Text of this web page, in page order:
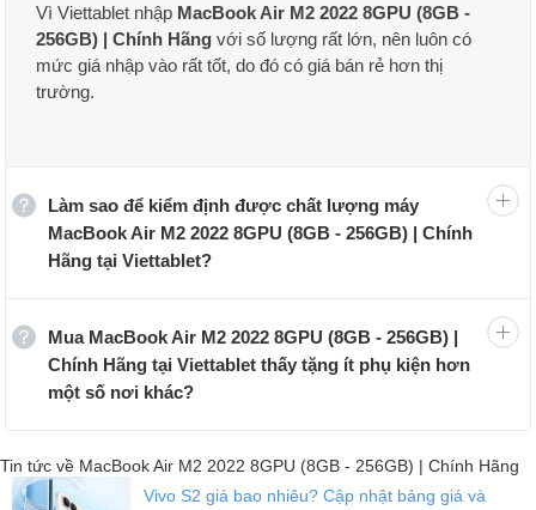
Vì Viettablet nhập MacBook Air M2 2022 8GPU (8GB -
256GB) | Chính Hãng với số lượng rất lớn, nên luôn có
mức giá nhập vào rất tốt, do đó có giá bán rẻ hơn thị
trường.
Làm sao để kiểm định được chất lượng máy
MacBook Air M2 2022 8GPU (8GB - 256GB) | Chính
Hãng tại Viettablet?
Mua MacBook Air M2 2022 8GPU (8GB - 256GB) |
Chính Hãng tại Viettablet thấy tặng ít phụ kiện hơn
một số nơi khác?
Tin tức về MacBook Air M2 2022 8GPU (8GB - 256GB) | Chính Hãng
Vivo S2 giá bao nhiêu? Cập nhật bảng giá và